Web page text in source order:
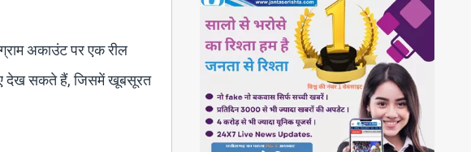
अकाउंट पर एक रील
हुए देख सकते हैं, जिसमें खूबसूरत